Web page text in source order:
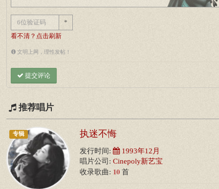
*
看不清？点击刷新
文明上网，理性发帖！
提交评论
推荐唱片
专辑 执迷不悔
发行时间: 1993年12月
唱片公司: Cinepoly新艺宝
收录歌曲: 10 首